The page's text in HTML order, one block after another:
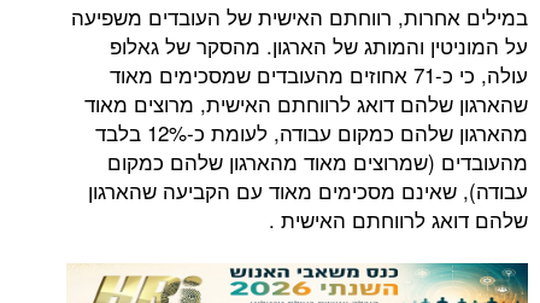
במילים אחרות, רווחתם האישית של העובדים משפיעה
על המוניטין והמותג של הארגון. מהסקר של גאלופ
עולה, כי כ-71 אחוזים מהעובדים שמסכימים מאוד
שהארגון שלהם דואג לרווחתם האישית, מרוצים מאוד
מהארגון שלהם כמקום עבודה, לעומת כ-12% בלבד
מהעובדים (שמרוצים מאוד מהארגון שלהם כמקום
עבודה), שאינם מסכימים מאוד עם הקביעה שהארגון
שלהם דואג לרווחתם האישית .